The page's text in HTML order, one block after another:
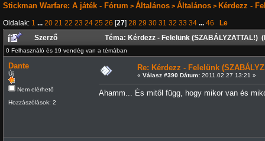
Stickman Warfare: A játék - Fórum > Általános> Általános> Kérdezz -
Oldalak: 1 ... 20 21 22 23 24 25 26 [27] 28 29 30 31 32 33 34 ... 46
Le
Szerző
Téma: Kérdezz - Felelünk (SZABÁLYZATTAL!)
0 Felhasználó és 19 vendég van a témában
Dante
Új
Nem elérhető
Hozzászólások: 2
Re: Kérdezz - Felelünk
« Válasz #390 Dátum:2011.02.27 13:21 »
Ahamm... És mitől függ, hogy mikor van és